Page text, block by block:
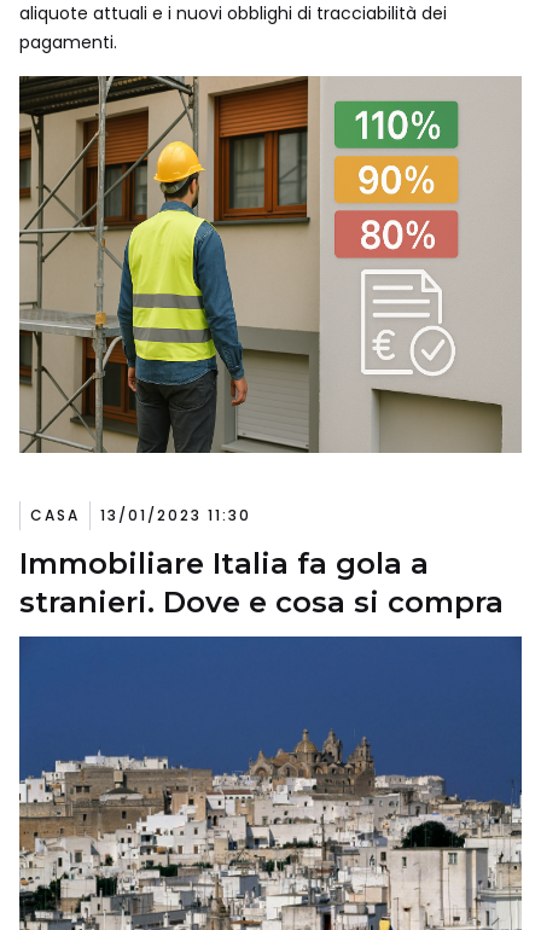
aliquote attuali e i nuovi obblighi di tracciabilità dei
pagamenti.
CASA 13/01/2023 11:30
Immobiliare Italia fa gola a
stranieri. Dove e cosa si compra